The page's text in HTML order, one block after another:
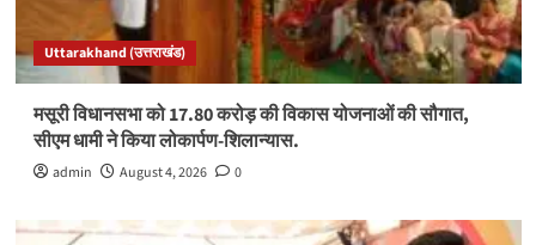
Uttarakhand (उत्तराखंड)
मसूरी विधानसभा को 17.80 करोड़ की विकास योजनाओं की सौगात,
सीएम धामी ने किया लोकार्पण-शिलान्यास.
admin August 4, 2026 0